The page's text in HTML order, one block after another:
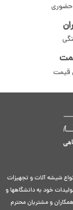
حضوری
قیمت
شیشه آلات و تجهیزات
خود به دانشگاهها و
همکاران و مشتریان محترم